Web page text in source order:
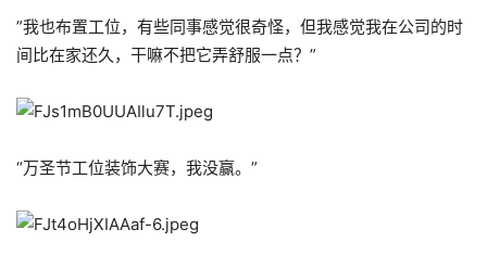
”我也布置工位，有些同事感觉很奇怪，但我感觉我在公司的时
间比在家还久，干嘛不把它弄舒服一点？”
“万圣节工位装饰大赛，我没赢。”